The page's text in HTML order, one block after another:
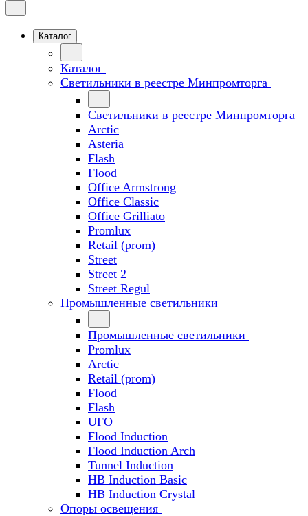
Каталог
Каталог
Светильники в реестре Минпромторга
Светильники в реестре Минпромторга
Arctic
Asteria
Flash
Flood
Office Armstrong
Office Classic
Office Grilliato
Promlux
Retail (prom)
Street
Street 2
Street Regul
Промышленные светильники
Промышленные светильники
Promlux
Arctic
Retail (prom)
Flood
Flash
UFO
Flood Induction
Flood Induction Arch
Tunnel Induction
HB Induction Basic
HB Induction Crystal
Опоры освещения